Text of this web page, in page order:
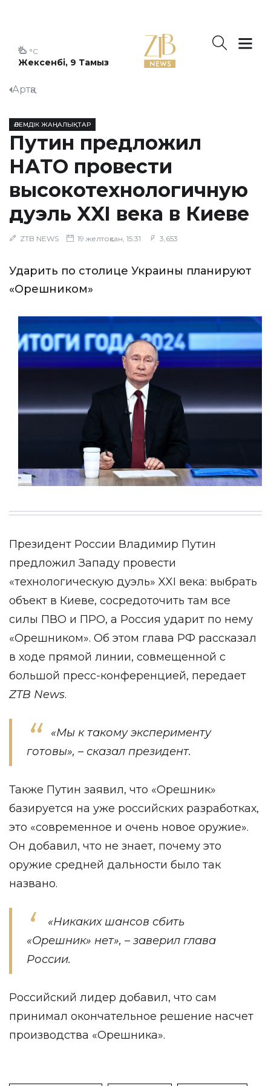
Жексенбі, 9 Тамыз
°C
Артқа
ӘЛЕМДІК ЖАҢАЛЫҚТАР
Путин предложил
НАТО провести
высокотехнологичную
дуэль XXI века в Киеве
ZTB NEWS 19 желтоқсан, 15:31 3,653
Ударить по столице Украины планируют
«Орешником»
Президент России Владимир Путин
предложил Западу провести
«технологическую дуэль» XXI века: выбрать
объект в Киеве, сосредоточить там все
силы ПВО и ПРО, а Россия ударит по нему
«Орешником». Об этом глава РФ рассказал
в ходе прямой линии, совмещенной с
большой пресс-конференцией, передает
ZTB News.
«Мы к такому эксперименту
готовы», – сказал президент.
Также Путин заявил, что «Орешник»
базируется на уже российских разработках,
это «современное и очень новое оружие».
Он добавил, что не знает, почему это
оружие средней дальности было так
названо.
«Никаких шансов сбить
«Орешник» нет», – заверил глава
России.
Российский лидер добавил, что сам
принимал окончательное решение насчет
производства «Орешника».